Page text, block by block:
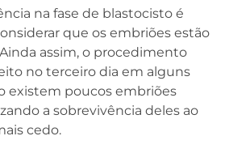
na fase de blastocisto é
que os embriões estão
assim, o procedimento
no terceiro dia em alguns
existem poucos embriões
a sobrevivência deles ao
cedo.